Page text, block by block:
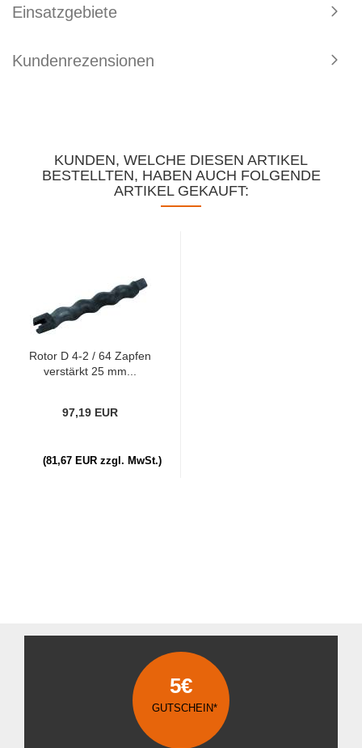
Einsatzgebiete
Kundenrezensionen
KUNDEN, WELCHE DIESEN ARTIKEL
BESTELLTEN, HABEN AUCH FOLGENDE
ARTIKEL GEKAUFT:
Rotor D 4-2 / 64 Zapfen
verstärkt 25 mm...
97,19 EUR
(81,67 EUR zzgl. MwSt.)
5€
GUTSCHEIN*